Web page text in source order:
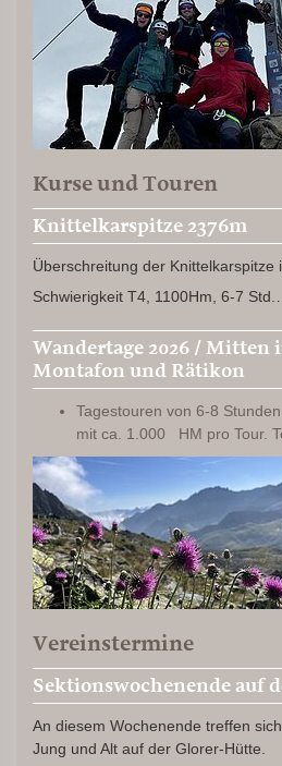
Kurse und Touren
Knittelkarspitze 2376m
Überschreitung der Knittelkarspitze
Schwierigkeit T4, 1100Hm, 6-7 Std.…
Wandertage 2026 / Mitten
Montafon und Rätikon
Tagestouren von 6-8
mit ca. 1.000 HM pro Tour.
Vereinstermine
Sektionswochenende auf
An diesem Wochenende treffen
Jung und Alt auf der Glorer-Hütte.